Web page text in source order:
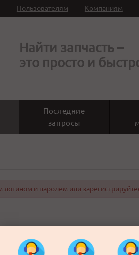
Пользователям Компаниям
Найти запчасть –
это просто и
Последние
запросы
и паролем или